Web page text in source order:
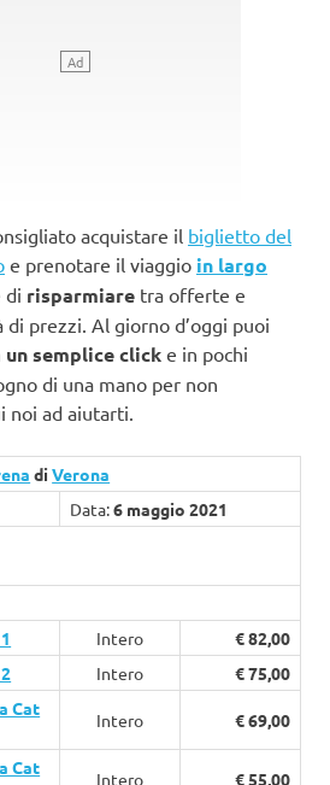
acquistare il biglietto del
e prenotare il viaggio in largo
di risparmiare tra offerte e
prezzi. Al giorno d’oggi puoi
un semplice click e in pochi
di una mano per non
noi ad aiutarti.
diVerona
Data:6 maggio 2021
Intero
€ 82,00
Intero
€ 75,00
Cat
Intero € 69,00
Cat
Intero € 55,00